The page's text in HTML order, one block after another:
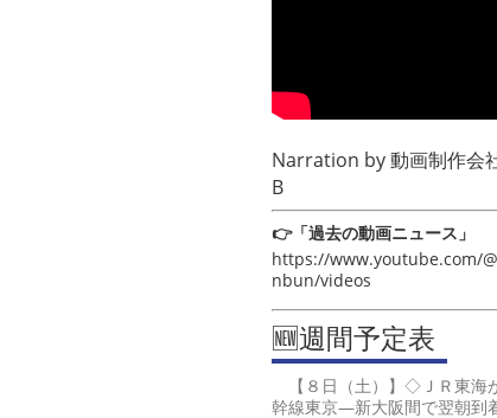
Narration by動画制作会
B
👉「過去の動画ニュース」
https://www.youtube.com/
nbun/videos
🆕週間予定表
【８日（土）】◇ＪＲ東海
幹線東京―新大阪間で翌朝到